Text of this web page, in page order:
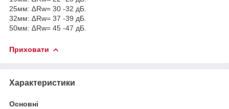
25мм: ∆Rw= 30 -32 дБ.
32мм: ∆Rw= 37 -39 дБ.
50мм: ∆Rw= 45 -47 дБ.
Приховати
Характеристики
Основні